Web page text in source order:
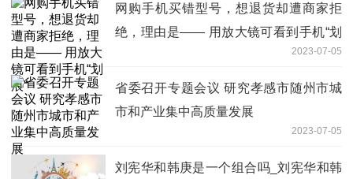
网购手机买错型号，想退货却遭商家拒
绝，理由是—— 用放大镜可看到手机“划
2023-07-05
省委召开专题会议 研究孝感市随州市城
市和产业集中高质量发展
2023-07-05
刘宪华和韩庚是一个组合吗_刘宪华和韩